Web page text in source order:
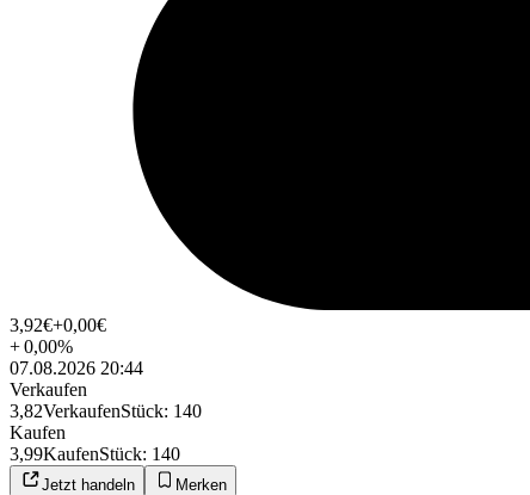
3,92€+0,00€
+0,00%
07.08.2026 20:44
Verkaufen
3,82VerkaufenStück: 140
Kaufen
3,99KaufenStück: 140
Jetzt handeln Merken